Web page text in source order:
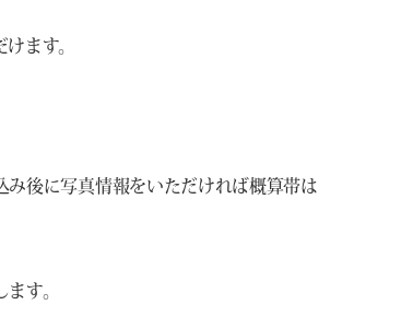
ます。
後に写真情報をいただければ概算帯は
す。